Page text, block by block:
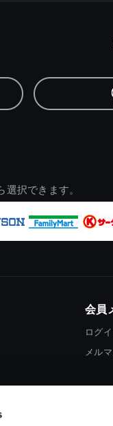
択できます。
会員
ログ
メル